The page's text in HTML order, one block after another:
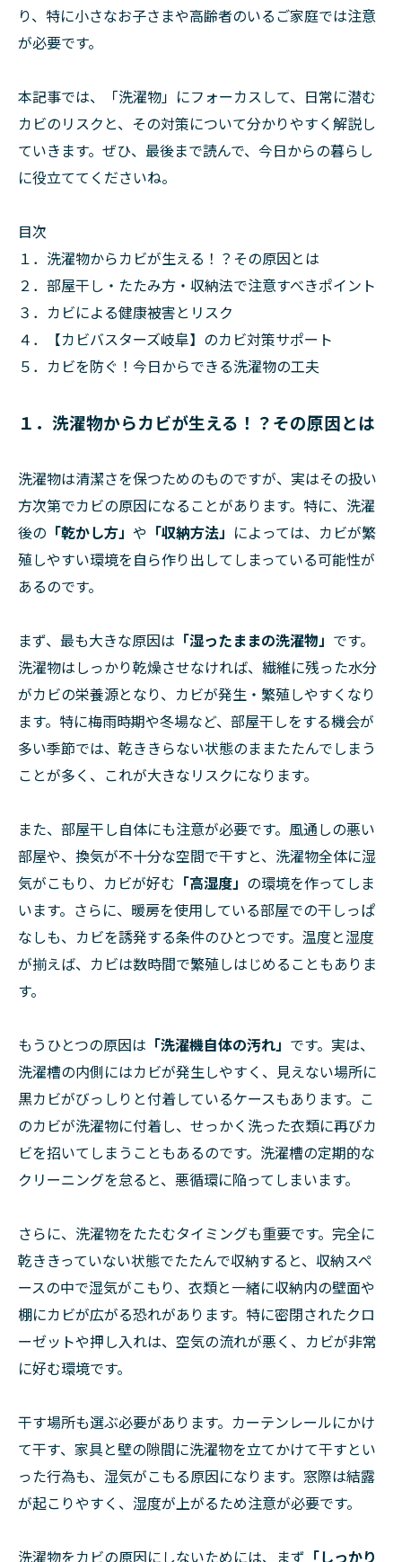
り、特に小さなお子さまや高齢者のいるご家庭では注意
が必要です。
本記事では、「洗濯物」にフォーカスして、日常に潜む
カビのリスクと、その対策について分かりやすく解説し
ていきます。ぜひ、最後まで読んで、今日からの暮らし
に役立ててくださいね。
目次
１．洗濯物からカビが生える！？その原因とは
２．部屋干し・たたみ方・収納法で注意すべきポイント
３．カビによる健康被害とリスク
４．【カビバスターズ岐阜】のカビ対策サポート
５．カビを防ぐ！今日からできる洗濯物の工夫
１．洗濯物からカビが生える！？その原因とは
洗濯物は清潔さを保つためのものですが、実はその扱い
方次第でカビの原因になることがあります。特に、洗濯
後の 「乾かし方」 や 「収納方法」 によっては、カビが繁
殖しやすい環境を自ら作り出してしまっている可能性が
あるのです。
まず、最も大きな原因は 「湿ったままの洗濯物」 です。
洗濯物はしっかり乾燥させなければ、繊維に残った水分
がカビの栄養源となり、カビが発生・繁殖しやすくなり
ます。特に梅雨時期や冬場など、部屋干しをする機会が
多い季節では、乾ききらない状態のままたたんでしまう
ことが多く、これが大きなリスクになります。
また、部屋干し自体にも注意が必要です。風通しの悪い
部屋や、換気が不十分な空間で干すと、洗濯物全体に湿
気がこもり、カビが好む 「高湿度」 の環境を作ってしま
います。さらに、暖房を使用している部屋での干しっぱ
なしも、カビを誘発する条件のひとつです。温度と湿度
が揃えば、カビは数時間で繁殖しはじめることもありま
す。
もうひとつの原因は 「洗濯機自体の汚れ」 です。実は、
洗濯槽の内側にはカビが発生しやすく、見えない場所に
黒カビがびっしりと付着しているケースもあります。こ
のカビが洗濯物に付着し、せっかく洗った衣類に再びカ
ビを招いてしまうこともあるのです。洗濯槽の定期的な
クリーニングを怠ると、悪循環に陥ってしまいます。
さらに、洗濯物をたたむタイミングも重要です。完全に
乾ききっていない状態でたたんで収納すると、収納スペ
ースの中で湿気がこもり、衣類と一緒に収納内の壁面や
棚にカビが広がる恐れがあります。特に密閉されたクロ
ーゼットや押し入れは、空気の流れが悪く、カビが非常
に好む環境です。
干す場所も選ぶ必要があります。カーテンレールにかけ
て干す、家具と壁の隙間に洗濯物を立てかけて干すとい
った行為も、湿気がこもる原因になります。窓際は結露
が起こりやすく、湿度が上がるため注意が必要です。
洗濯物をカビの原因にしないためには、まず 「しっかり